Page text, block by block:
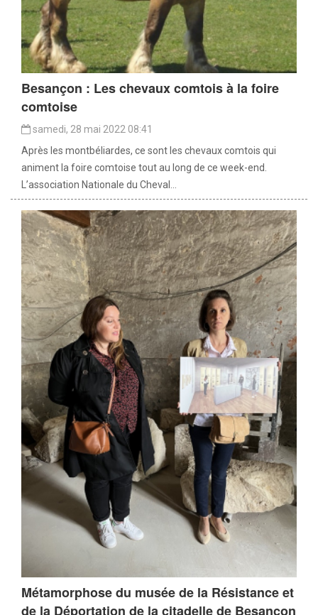
Besançon : Les chevaux comtois à la foire
comtoise
samedi, 28 mai 2022 08:41
Après les montbéliardes, ce sont les chevaux comtois qui
animent la foire comtoise tout au long de ce week-end.
L’association Nationale du Cheval...
Métamorphose du musée de la Résistance et
de la Déportation de la citadelle de Besançon